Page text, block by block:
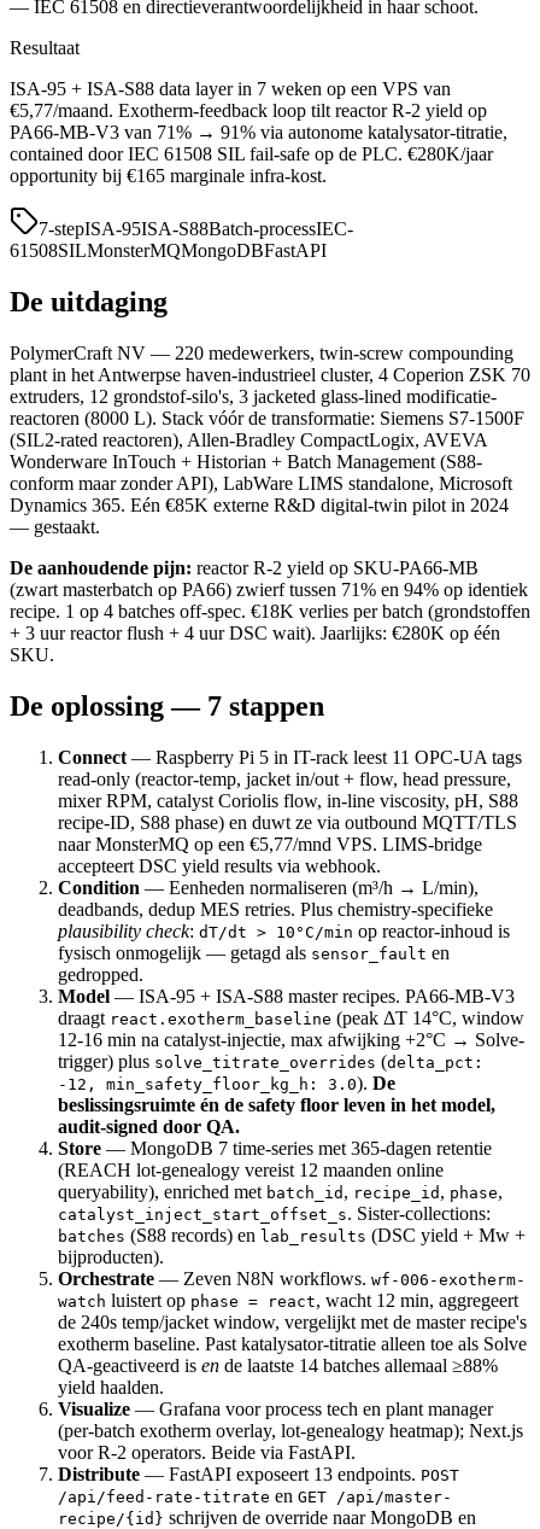
— IEC 61508 en directieverantwoordelijkheid in haar schoot.
Resultaat
ISA-95 + ISA-S88 data layer in 7 weken op een VPS van
€5,77/maand. Exotherm-feedback loop tilt reactor R-2 yield op
PA66-MB-V3 van 71% → 91% via autonome katalysator-titratie,
contained door IEC 61508 SIL fail-safe op de PLC. €280K/jaar
opportunity bij €165 marginale infra-kost.
7-stepISA-95ISA-S88Batch-processIEC-
61508SILMonsterMQMongoDBFastAPI
De uitdaging
PolymerCraft NV — 220 medewerkers, twin-screw compounding
plant in het Antwerpse haven-industrieel cluster, 4 Coperion ZSK 70
extruders, 12 grondstof-silo's, 3 jacketed glass-lined modificatie-
reactoren (8000 L). Stack vóór de transformatie: Siemens S7-1500F
(SIL2-rated reactoren), Allen-Bradley CompactLogix, AVEVA
Wonderware InTouch + Historian + Batch Management (S88-
conform maar zonder API), LabWare LIMS standalone, Microsoft
Dynamics 365. Eén €85K externe R&D digital-twin pilot in 2024
— gestaakt.
De aanhoudende pijn: reactor R-2 yield op SKU-PA66-MB
(zwart masterbatch op PA66) zwierf tussen 71% en 94% op identiek
recipe. 1 op 4 batches off-spec. €18K verlies per batch (grondstoffen
+ 3 uur reactor flush + 4 uur DSC wait). Jaarlijks: €280K op één
SKU.
De oplossing — 7 stappen
Connect — Raspberry Pi 5 in IT-rack leest 11 OPC-UA tags
read-only (reactor-temp, jacket in/out + flow, head pressure,
mixer RPM, catalyst Coriolis flow, in-line viscosity, pH, S88
recipe-ID, S88 phase) en duwt ze via outbound MQTT/TLS
naar MonsterMQ op een €5,77/mnd VPS. LIMS-bridge
accepteert DSC yield results via webhook.
Condition — Eenheden normaliseren (m³/h → L/min),
deadbands, dedup MES retries. Plus chemistry-specifieke
plausibility check: dT/dt > 10°C/min op reactor-inhoud is
fysisch onmogelijk — getagd als sensor_fault en
gedropped.
Model — ISA-95 + ISA-S88 master recipes. PA66-MB-V3
draagt react.exotherm_baseline (peak ΔT 14°C, window
12-16 min na catalyst-injectie, max afwijking +2°C → Solve-
trigger) plus solve_titrate_overrides (delta_pct:
-12, min_safety_floor_kg_h: 3.0). De
beslissingsruimte én de safety floor leven in het model,
audit-signed door QA.
Store — MongoDB 7 time-series met 365-dagen retentie
(REACH lot-genealogy vereist 12 maanden online
queryability), enriched met batch_id , recipe_id , phase,
catalyst_inject_start_offset_s. Sister-collections:
batches (S88 records) en lab_results (DSC yield + Mw +
bijproducten).
Orchestrate — Zeven N8N workflows. wf-006-exotherm-
watch luistert op phase = react, wacht 12 min, aggregeert
de 240s temp/jacket window, vergelijkt met de master recipe's
exotherm baseline. Past katalysator-titratie alleen toe als Solve
QA-geactiveerd is en de laatste 14 batches allemaal ≥88%
yield haalden.
Visualize — Grafana voor process tech en plant manager
(per-batch exotherm overlay, lot-genealogy heatmap); Next.js
voor R-2 operators. Beide via FastAPI.
Distribute — FastAPI exposeert 13 endpoints. POST
/api/feed-rate-titrate en GET /api/master-
recipe/{id} schrijven de override naar MongoDB en